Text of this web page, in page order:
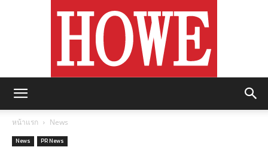
หน้าแรก News
News PR News